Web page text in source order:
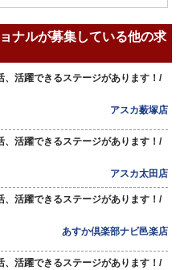
ナルが募集している他の求
、活躍できるステージがあります！/
アスカ薮塚店
、活躍できるステージがあります！/
アスカ太田店
、活躍できるステージがあります！/
あすか倶楽部ナビ邑楽店
、活躍できるステージがあります！/